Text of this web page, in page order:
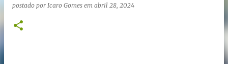
postado por Icaro Gomes em abril 28, 2024